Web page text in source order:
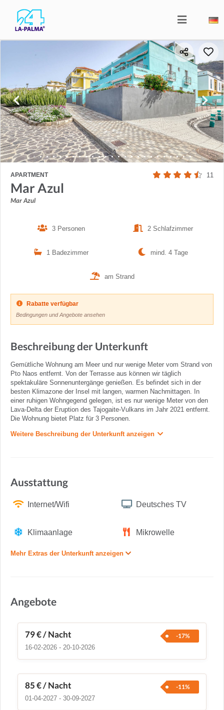
APARTMENT 11
Mar Azul
Mar Azul
3 Personen 2 Schlafzimmer
1 Badezimmer mind. 4 Tage
am Strand
Rabatte verfügbar
Bedingungen und Angebote ansehen
Beschreibung der Unterkunft
Gemütliche Wohnung am Meer und nur wenige Meter vom Strand von
Pto Naos entfernt. Von der Terrasse aus können wir täglich
spektakuläre Sonnenuntergänge genießen. Es befindet sich in der
besten Klimazone der Insel mit langen, warmen Nachmittagen. In
einer ruhigen Wohngegend gelegen, ist es nur wenige Meter von den
Lava-Delta der Eruption des Tajogaite-Vulkans im Jahr 2021 entfernt.
Die Wohnung bietet Platz für 3 Personen.
Weitere Beschreibung der Unterkunft anzeigen
Ausstattung
Internet/Wifi Deutsches TV
Klimaanlage Mikrowelle
Mehr Extras der Unterkunft anzeigen
Angebote
79 €/ Nacht
-17%
16-02-2026 - 20-10-2026
85 €/ Nacht
-11%
01-04-2027 - 30-09-2027